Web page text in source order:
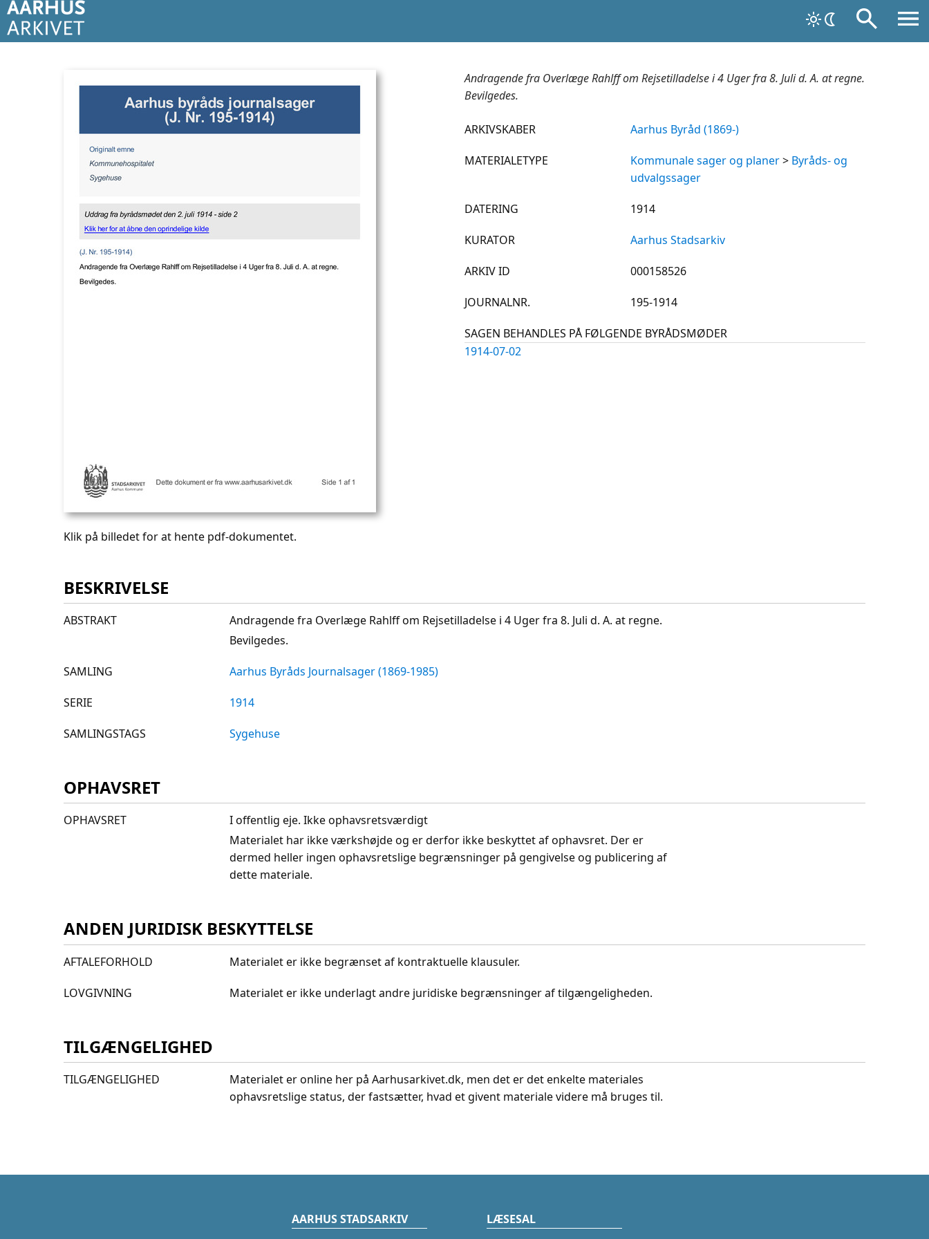
Klik på billedet for at hente pdf-dokumentet.
Andragende fra Overlæge Rahlff om Rejsetilladelse i 4 Uger fra 8. Juli d. A. at regne.
Bevilgedes.
ARKIVSKABER Aarhus Byråd (1869-)
MATERIALETYPE Kommunale sager og planer> Byråds- og
udvalgssager
DATERING 1914
KURATOR Aarhus Stadsarkiv
ARKIV ID 000158526
JOURNALNR. 195-1914
SAGEN BEHANDLES PÅ FØLGENDE BYRÅDSMØDER
1914-07-02
BESKRIVELSE
ABSTRAKT
Andragende fra Overlæge Rahlff om Rejsetilladelse i 4 Uger fra 8. Juli d. A. at regne.
Bevilgedes.
SAMLING Aarhus Byråds Journalsager (1869-1985)
SERIE 1914
SAMLINGSTAGS Sygehuse
OPHAVSRET
OPHAVSRET
I offentlig eje. Ikke ophavsretsværdigt
Materialet har ikke værkshøjde og er derfor ikke beskyttet af ophavsret. Der er
dermed heller ingen ophavsretslige begrænsninger på gengivelse og publicering af
dette materiale.
ANDEN JURIDISK BESKYTTELSE
AFTALEFORHOLD Materialet er ikke begrænset af kontraktuelle klausuler.
LOVGIVNING Materialet er ikke underlagt andre juridiske begrænsninger af tilgængeligheden.
TILGÆNGELIGHED
TILGÆNGELIGHED
Materialet er online her på Aarhusarkivet.dk, men det er det enkelte materiales
ophavsretslige status, der fastsætter, hvad et givent materiale videre må bruges til.
AARHUS STADSARKIV
LÆSESAL